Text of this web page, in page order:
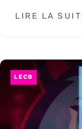
LIRE LA
LECB